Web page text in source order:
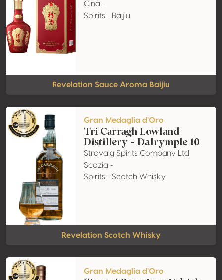
Cina -
Spirits - Baijiu
Revelation Sauce Aroma Baijiu
Gran Medaglia d'Oro
Tri Carragh Lowland
Distillery - Dalrymple 10
Stravaig Spirits Company Ltd
Scozia -
Spirits - Scotch Whisky
Revelation Scotch Whisky
Gran Medaglia d'Oro